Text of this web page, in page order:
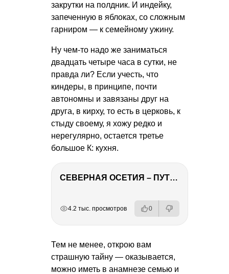
закрутки на полдник. И индейку,
запеченную в яблоках, со сложным
гарниром — к семейному ужину.
Ну чем-то надо же заниматься
двадцать четыре часа в сутки, не
правда ли? Если учесть, что
киндеры, в принципе, почти
автономны и завязаны друг на
друга, в кирху, то есть в церковь, к
стыду своему, я хожу редко и
нерегулярно, остается третье
большое К: кухня.
СЕВЕРНАЯ ОСЕТИЯ – ПУТЕШЕСТВИЕ НА КАВКАЗ часть 4
4.2 тыс. просмотров 0
Тем не менее, открою вам
страшную тайну — оказывается,
можно иметь в анамнезе семью и